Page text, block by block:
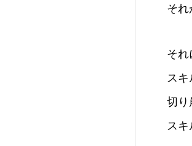
それ
それ
スキ
切り
スキ